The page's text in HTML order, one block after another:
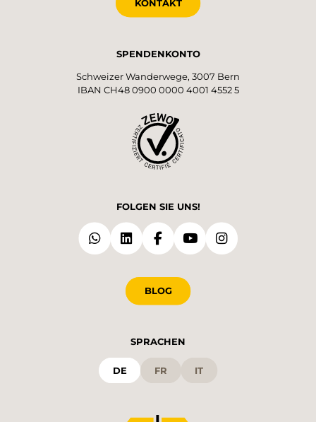
KONTAKT
SPENDENKONTO
Schweizer Wanderwege, 3007 Bern
IBAN CH48 0900 0000 4001 4552 5
FOLGEN SIE UNS!
BLOG
SPRACHEN
DE FR IT